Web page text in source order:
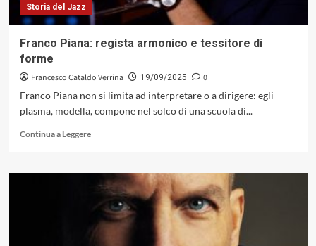
Storia del Jazz
Franco Piana: regista armonico e tessitore di
forme
Francesco Cataldo Verrina 19/09/2025
0
Franco Piana non si limita ad interpretare o a dirigere: egli
plasma, modella, compone nel solco di una scuola di...
Continua a LeggereLeggi
su
Franco
Piana:
regista
armonico